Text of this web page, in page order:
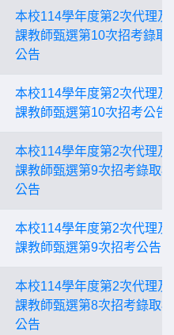
本校114學年度第2次代理及
課教師甄選第10次招考錄取
公告
本校114學年度第2次代理及
課教師甄選第10次招考公告
本校114學年度第2次代理及
課教師甄選第9次招考錄取
公告
本校114學年度第2次代理及
課教師甄選第9次招考公告
本校114學年度第2次代理及
課教師甄選第8次招考錄取
公告